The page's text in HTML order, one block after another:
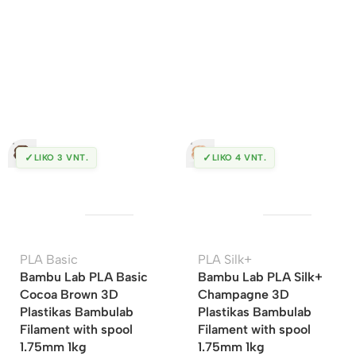
✓ LIKO 3 VNT.
PLA Basic
Bambu Lab PLA Basic
Cocoa Brown 3D
Plastikas Bambulab
Filament with spool
1.75mm 1kg
✓ LIKO 4 VNT.
PLA Silk+
Bambu Lab PLA Silk+
Champagne 3D
Plastikas Bambulab
Filament with spool
1.75mm 1kg